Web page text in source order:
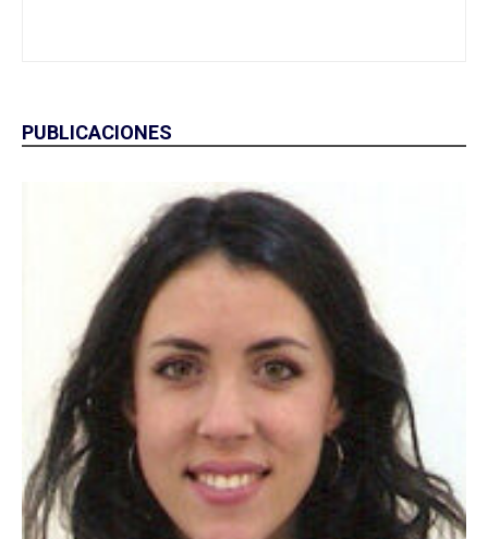
PUBLICACIONES